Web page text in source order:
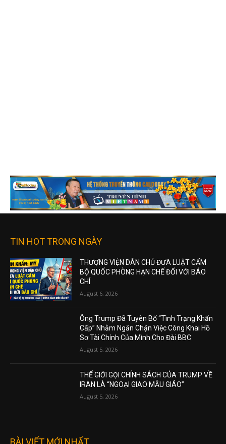
TIN HOT TRONG NGÀY
THƯỢNG VIỆN DÂN CHỦ ĐƯA LUẬT CẤM
BỘ QUỐC PHÒNG HẠN CHẾ ĐỐI VỚI BÁO
CHÍ
August 6, 2026
Ông Trump Đã Tuyên Bố “Tình Trạng Khẩn
Cấp” Nhằm Ngăn Chặn Việc Công Khai Hồ
Sơ Tài Chính Của Mình Cho Đài BBC
August 5, 2026
THẾ GIỚI GỌI CHÍNH SÁCH CỦA TRUMP VỀ
IRAN LÀ “NGOẠI GIAO MẪU GIÁO”
August 5, 2026
BÀI VIẾT MỚI NHẤT